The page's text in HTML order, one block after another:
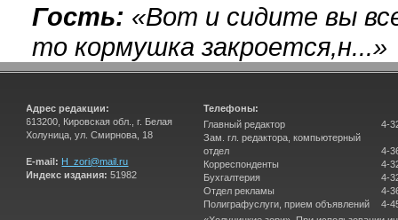
Гость: «Вот и сидите вы
то кормушка закроется,н...»
Адрес редакции:
613200, Кировская обл., г. Белая
Холуница, ул. Смирнова, 18
E-mail: H_zori@mail.ru
Индекс издания: 51982
Телефоны:
Главный редактор
Зам. гл. редактора, компьютерный
отдел
Корреспонденты
Бухгалтерия
Отдел рекламы
Полиграфуслуги, прием объявлений
4-
4-
4-
4-
4-
4-